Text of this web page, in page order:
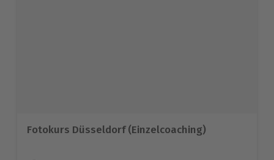
Fotokurs Düsseldorf (Einzelcoaching)